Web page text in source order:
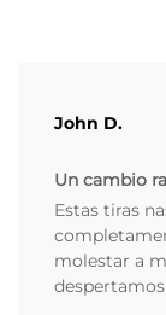
John D.
Un cambio
Estas tiras
molestar a